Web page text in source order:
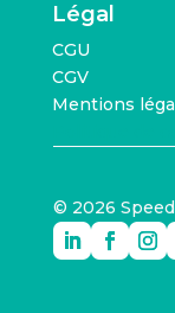
Légal
CGU
CGV
Mentions
© 2026